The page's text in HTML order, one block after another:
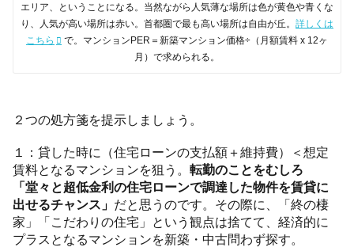
エリア、ということになる。当然ながら人気薄な場所は色が黄色や青くな
り、人気が高い場所は赤い。首都圏で最も高い場所は自由が丘。 詳しくは
こちら
で。マンションPER＝新築マンション価格÷（月額賃料 x 12ヶ
月）で求められる。
２つの処方箋を提示しましょう。
１：貸した時に（住宅ローンの支払額＋維持費）＜想定
賃料となるマンションを狙う。転勤のことをむしろ
「堂々と超低金利の住宅ローンで調達した物件を賃貸に
出せるチャンス」 だと思うのです。その際に、「終の棲
家」「こだわりの住宅」という観点は捨てて、経済的に
プラスとなるマンションを新築・中古問わず探す。